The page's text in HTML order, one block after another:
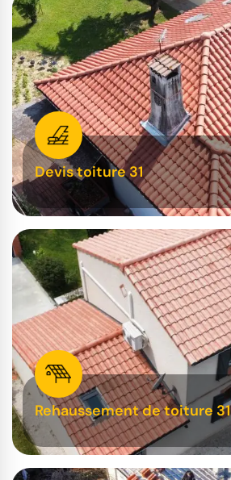
Devis toiture 31
Rehaussement de toiture 31